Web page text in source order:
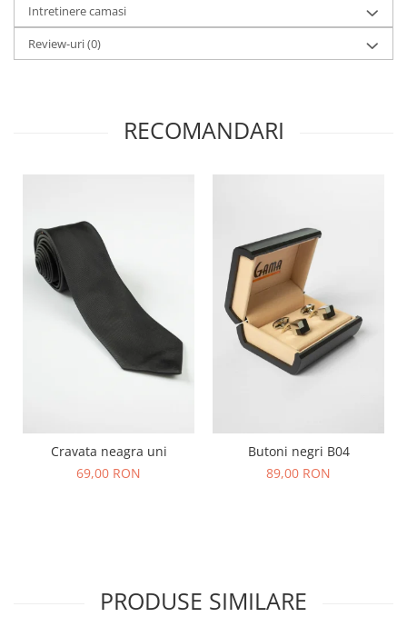
Intretinere camasi
Review-uri(0)
RECOMANDARI
Cravata neagra uni
69,00 RON
Butoni negri B04
89,00 RON
PRODUSE SIMILARE